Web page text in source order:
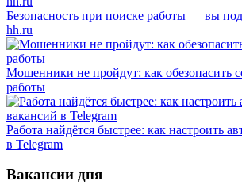
Безопасность при поиске работы — вы
hh.ru
Мошенники не пройдут: как обезопасить
работы
Работа найдётся быстрее: как настроить
в Telegram
Вакансии дня